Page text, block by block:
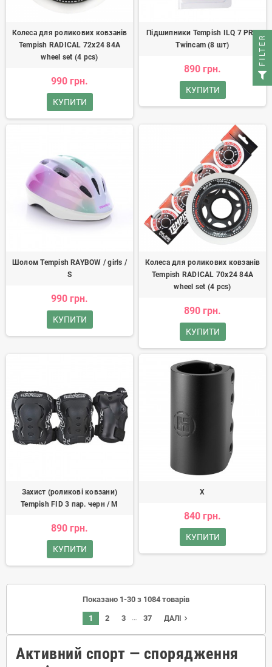
Колеса для роликових ковзанів
Tempish RADICAL 72x24 84A
wheel set (4 pcs)
990 грн.
КУПИТИ
Підшипники Tempish ILQ 7 PRO
Twincam (8 шт)
890 грн.
КУПИТИ
Шолом Tempish RAYBOW / girls /
S
990 грн.
КУПИТИ
Колеса для роликових ковзанів
Tempish RADICAL 70x24 84A
wheel set (4 pcs)
890 грн.
КУПИТИ
Захист (роликові ковзани)
Tempish FID 3 пар. черн / M
890 грн.
КУПИТИ
Х
840 грн.
КУПИТИ
Показано 1-30 з 1084 товарів
1 2 3 … 37 ДАЛІ navigate_next
Активний спорт — спорядження
FILTER